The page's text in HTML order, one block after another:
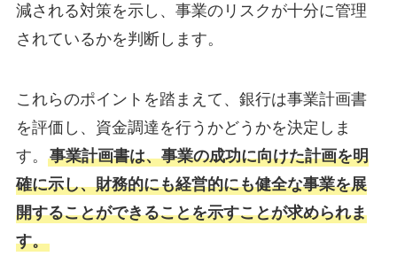
減される対策を示し、事業のリスクが十分に管理
されているかを判断します。
これらのポイントを踏まえて、銀行は事業計画書
を評価し、資金調達を行うかどうかを決定しま
す。 事業計画書は、事業の成功に向けた計画を明
確に示し、財務的にも経営的にも健全な事業を展
開することができることを示すことが求められま
す。